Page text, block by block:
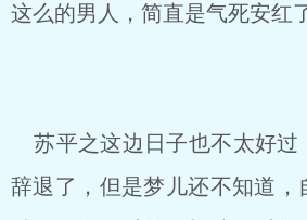
这么的男人，简直是气死安红
苏平之这边日子也不太好过
辞退了，但是梦儿还不知道，